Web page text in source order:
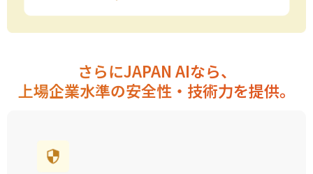
さらにJAPAN AIなら、
上場企業水準の安全性・技術力を提供。